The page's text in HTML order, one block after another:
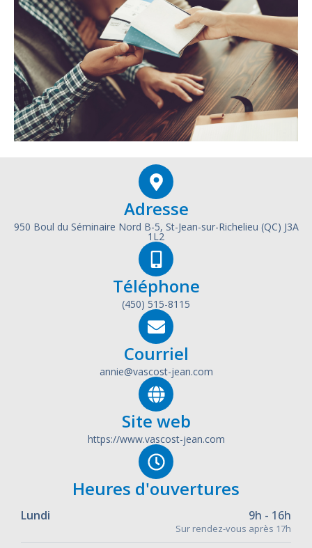
Adresse
950 Boul du Séminaire Nord B-5, St-Jean-sur-Richelieu (QC) J3A
1L2
Téléphone
(450) 515-8115
Courriel
annie@vascost-jean.com
Site web
https://www.vascost-jean.com
Heures d'ouvertures
Lundi 9h - 16h
Sur rendez-vous après 17h